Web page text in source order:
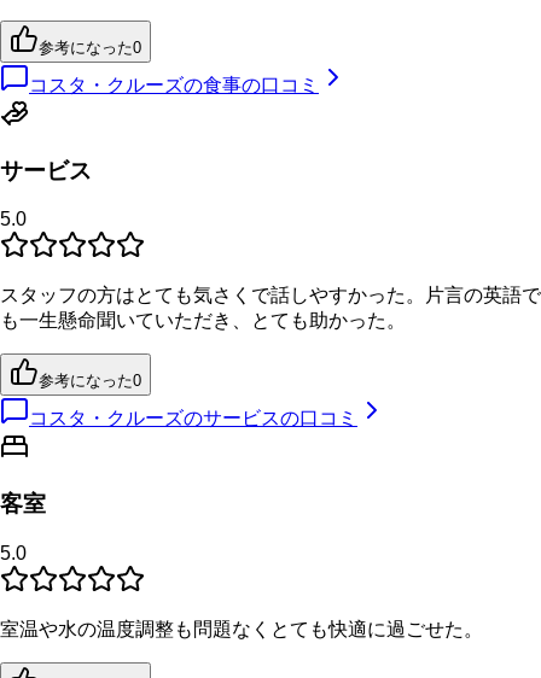
参考になった0
コスタ・クルーズの食事の口コミ
サービス
5.0
スタッフの方はとても気さくで話しやすかった。片言の英語で
も一生懸命聞いていただき、とても助かった。
参考になった0
コスタ・クルーズのサービスの口コミ
客室
5.0
室温や水の温度調整も問題なくとても快適に過ごせた。